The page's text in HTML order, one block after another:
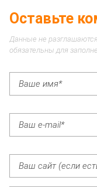
Оставьте
Данные не
обязательны для